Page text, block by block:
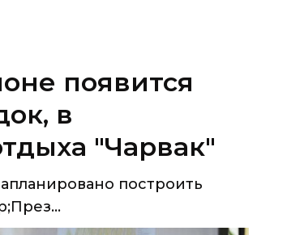
появится
в
"Чарвак"
построить